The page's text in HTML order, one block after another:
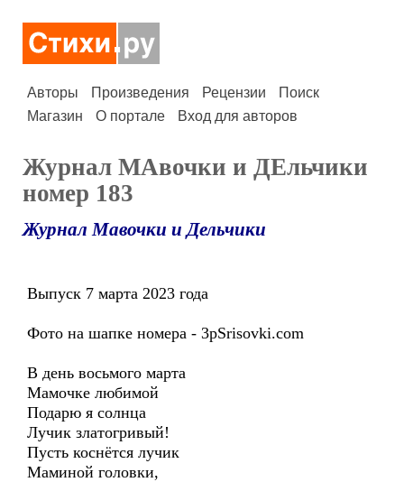
Авторы Произведения Рецензии
Поиск
Магазин
О портале Вход для авторов
Журнал МАвочки и ДЕльчики
номер 183
Журнал Мавочки и Дельчики
Выпуск 7 марта 2023 года
Фото на шапке номера - 3pSrisovki.сom
В день восьмого марта
Мамочке любимой
Подарю я солнца
Лучик златогривый!
Пусть коснётся лучик
Маминой головки,